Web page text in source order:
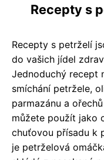
Recepty s
Recepty s petrželí
do vašich jídel
Jednoduchý recept
smíchání petržele,
parmazánu a
můžete použít jako
chuťovou přísadu k
je petrželová